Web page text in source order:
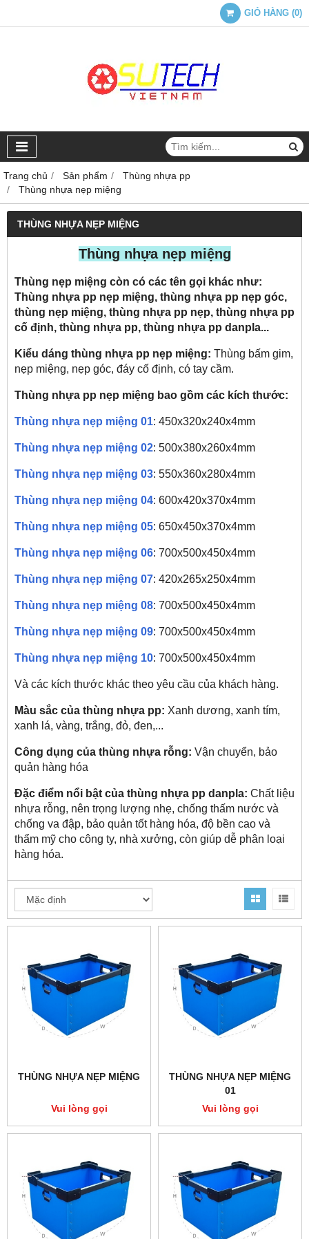
GIỎ HÀNG (0)
Trang chủ Sản phẩm
Thùng nhựa pp
Thùng nhựa nẹp miệng
THÙNG NHỰA NẸP MIỆNG
Thùng nhựa nẹp miệng
Thùng nẹp miệng còn có các tên gọi khác như:
Thùng nhựa pp nẹp miệng, thùng nhựa pp nẹp góc,
thùng nẹp miệng, thùng nhựa pp nẹp, thùng nhựa pp
cố định, thùng nhựa pp, thùng nhựa pp danpla...
Kiểu dáng thùng nhựa pp nẹp miệng: Thùng bấm gim,
nẹp miệng, nẹp góc, đáy cố định, có tay cầm.
Thùng nhựa pp nẹp miệng bao gồm các kích thước:
Thùng nhựa nẹp miệng 01: 450x320x240x4mm
Thùng nhựa nẹp miệng 02: 500x380x260x4mm
Thùng nhựa nẹp miệng 03: 550x360x280x4mm
Thùng nhựa nẹp miệng 04: 600x420x370x4mm
Thùng nhựa nẹp miệng 05: 650x450x370x4mm
Thùng nhựa nẹp miệng 06: 700x500x450x4mm
Thùng nhựa nẹp miệng 07: 420x265x250x4mm
Thùng nhựa nẹp miệng 08: 700x500x450x4mm
Thùng nhựa nẹp miệng 09: 700x500x450x4mm
Thùng nhựa nẹp miệng 10: 700x500x450x4mm
Và các kích thước khác theo yêu cầu của khách hàng.
Màu sắc của thùng nhựa pp: Xanh dương, xanh tím,
xanh lá, vàng, trắng, đỏ, đen,...
Công dụng của thùng nhựa rỗng: Vận chuyển, bảo
quản hàng hóa
Đặc điểm nổi bật của thùng nhựa pp danpla: Chất liệu
nhựa rỗng, nên trọng lượng nhẹ, chống thấm nước và
chống va đập, bảo quản tốt hàng hóa, độ bền cao và
thẩm mỹ cho công ty, nhà xưởng, còn giúp dễ phân loại
hàng hóa.
THÙNG NHỰA NẸP MIỆNG
Vui lòng gọi
THÙNG NHỰA NẸP MIỆNG
01
Vui lòng gọi